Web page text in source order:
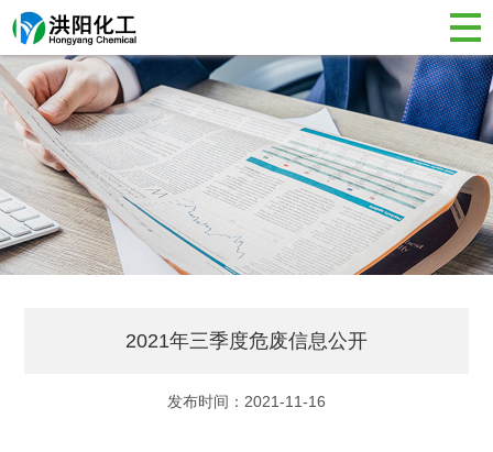
2021年三季度危废信息公开
发布时间：2021-11-16